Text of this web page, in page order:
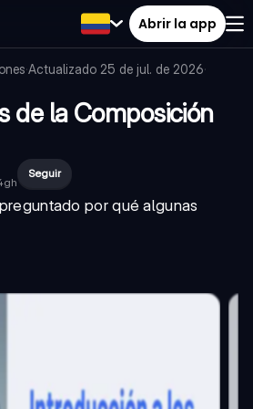
Abrir la app
·Actualizado 25 de jul. de 2026·
de la Composición
Seguir
por qué algunas